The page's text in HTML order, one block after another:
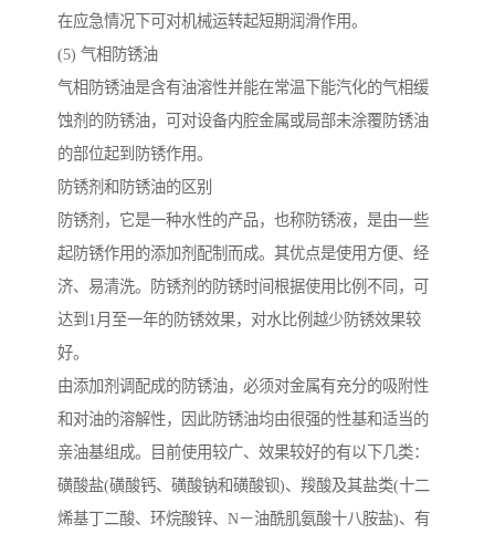
在应急情况下可对机械运转起短期润滑作用。
(5) 气相防锈油
气相防锈油是含有油溶性并能在常温下能汽化的气相缓
蚀剂的防锈油，可对设备内腔金属或局部未涂覆防锈油
的部位起到防锈作用。
防锈剂和防锈油的区别
防锈剂，它是一种水性的产品，也称防锈液，是由一些
起防锈作用的添加剂配制而成。其优点是使用方便、经
济、易清洗。防锈剂的防锈时间根据使用比例不同，可
达到1月至一年的防锈效果，对水比例越少防锈效果较
好。
由添加剂调配成的防锈油，必须对金属有充分的吸附性
和对油的溶解性，因此防锈油均由很强的性基和适当的
亲油基组成。目前使用较广、效果较好的有以下几类：
磺酸盐(磺酸钙、磺酸钠和磺酸钡)、羧酸及其盐类(十二
烯基丁二酸、环烷酸锌、N－油酰肌氨酸十八胺盐)、有